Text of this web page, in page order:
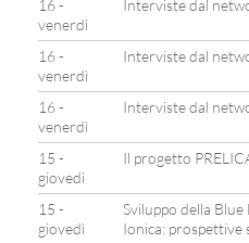
16 -
venerdì
Interviste dal
16 -
venerdì
Interviste dal
16 -
venerdì
Interviste dal
15 -
giovedì
Il progetto
15 -
giovedì
Sviluppo della
Ionica: prospettive